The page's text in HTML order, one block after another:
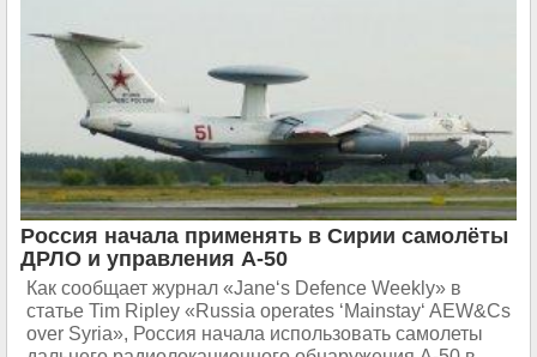
Россия начала применять в Сирии самолёты
ДРЛО и управления А-50
Как сообщает журнал «Jane‘s Defence Weekly» в
статье Tim Ripley «Russia operates ‘Mainstay‘ AEW&Cs
over Syria», Россия начала использовать самолеты